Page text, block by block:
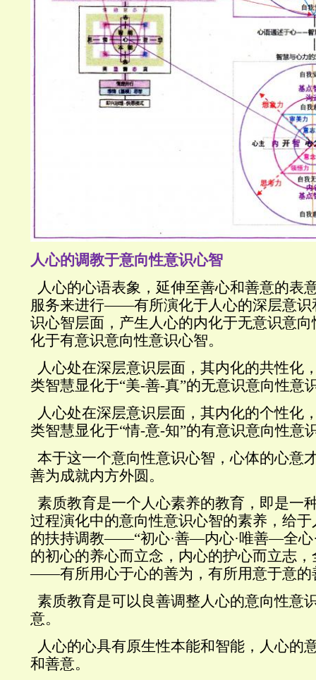
人心的调教于意向性意识心智
人心的心语表象，延伸至善心和善意的表
服务来进行——有所演化于人心的深层意识
识心智层面，产生人心的内化于无意识意
化于有意识意向性意识心智。
人心处在深层意识层面，其内化的共性化
类智慧显化于“美-善-真”的无意识意向性意
人心处在深层意识层面，其内化的个性化
类智慧显化于“情-意-知”的有意识意向性意
本于这一个意向性意识心智，心体的心意
善为成就内方外圆。
素质教育是一个人心素养的教育，即是一
过程演化中的意向性意识心智的素养，给
的扶持调教——“初心·善—内心·唯善—全心
的初心的养心而立念，内心的护心而立志
——有所用心于心的善为，有所用意于意的
素质教育是可以良善调整人心的意向性意
意。
人心的心具有原生性本能和智能，人心的
和善意。